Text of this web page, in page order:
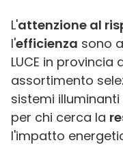
L'attenzione al
l'efficienza sono
LUCE in provincia
assortimento
sistemi illuminanti
per chi cerca la
l'impatto